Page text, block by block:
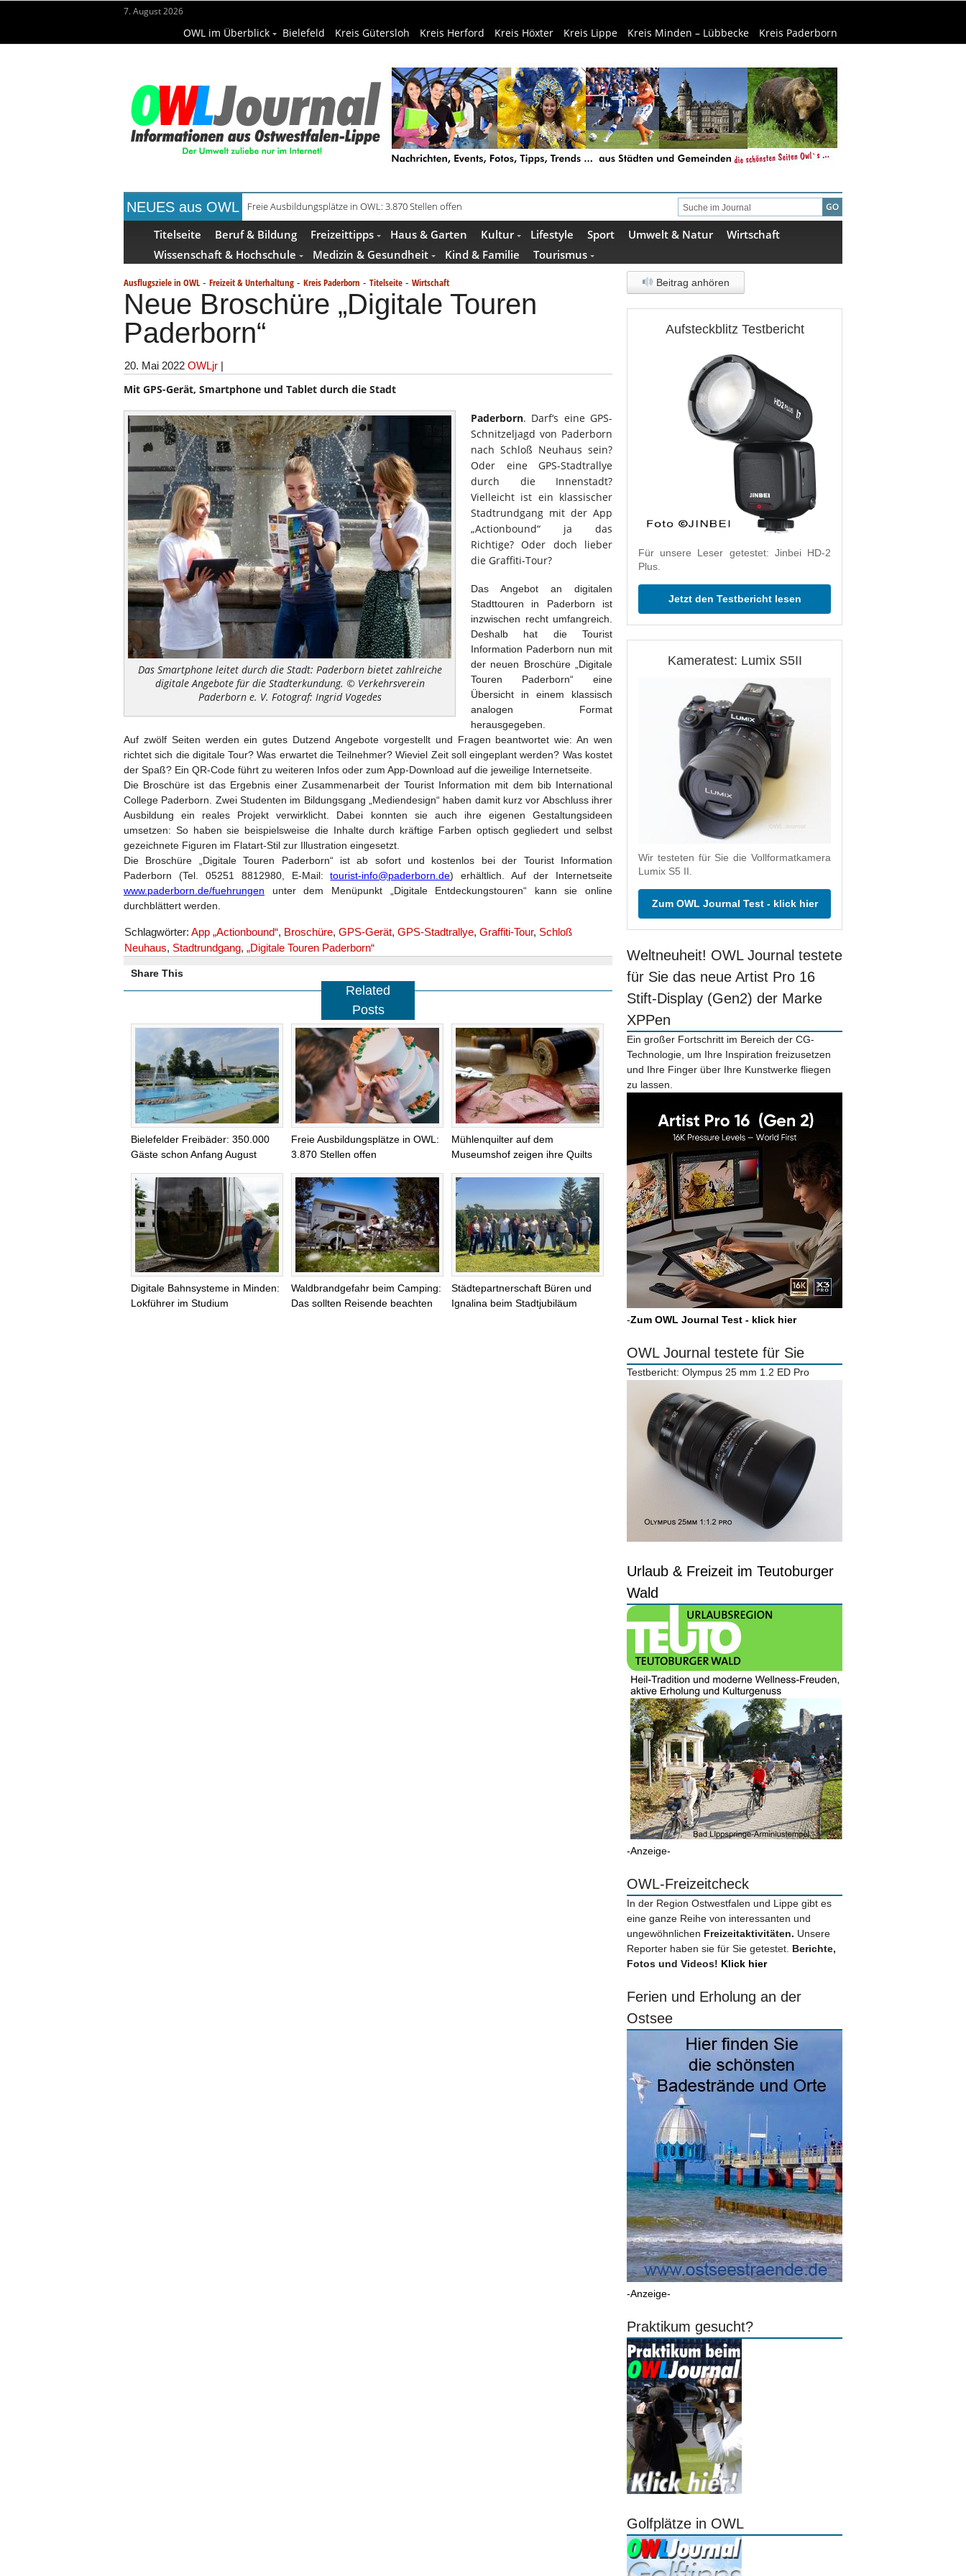
7. August 2026
OWL im Überblick Bielefeld Kreis Gütersloh Kreis Herford Kreis Höxter Kreis Lippe Kreis Minden – Lübbecke Kreis Paderborn
NEUES aus OWL Recyclingpapier in Küche und Bad schont Ressourcen
Titelseite Beruf & Bildung Freizeittipps Haus & Garten Kultur Lifestyle Sport Umwelt & Natur
Wirtschaft
Wissenschaft & Hochschule
Medizin & Gesundheit Kind & Familie Tourismus
Ausflugsziele in OWL - Freizeit & Unterhaltung - Kreis Paderborn - Titelseite - Wirtschaft
Neue Broschüre „Digitale Touren
Paderborn“
20. Mai 2022 OWLjr |
Mit GPS-Gerät, Smartphone und Tablet durch die Stadt
Das Smartphone leitet durch die Stadt: Paderborn bietet zahlreiche
digitale Angebote für die Stadterkundung. © Verkehrsverein
Paderborn e. V. Fotograf: Ingrid Vogedes
Paderborn. Darf‘s eine GPS-
Schnitzeljagd von Paderborn
nach Schloß Neuhaus sein?
Oder eine GPS-Stadtrallye
durch die Innenstadt?
Vielleicht ist ein klassischer
Stadtrundgang mit der App
„Actionbound“ ja das
Richtige? Oder doch lieber
die Graffiti-Tour?
Das Angebot an digitalen
Stadttouren in Paderborn ist
inzwischen recht umfangreich.
Deshalb hat die Tourist
Information Paderborn nun mit
der neuen Broschüre „Digitale
Touren Paderborn“ eine
Übersicht in einem klassisch
analogen Format
herausgegeben.
Auf zwölf Seiten werden ein gutes Dutzend Angebote vorgestellt und Fragen beantwortet wie: An wen
richtet sich die digitale Tour? Was erwartet die Teilnehmer? Wieviel Zeit soll eingeplant werden? Was kostet
der Spaß? Ein QR-Code führt zu weiteren Infos oder zum App-Download auf die jeweilige Internetseite.
Die Broschüre ist das Ergebnis einer Zusammenarbeit der Tourist Information mit dem bib International
College Paderborn. Zwei Studenten im Bildungsgang „Mediendesign“ haben damit kurz vor Abschluss ihrer
Ausbildung ein reales Projekt verwirklicht. Dabei konnten sie auch ihre eigenen Gestaltungsideen
umsetzen: So haben sie beispielsweise die Inhalte durch kräftige Farben optisch gegliedert und selbst
gezeichnete Figuren im Flatart-Stil zur Illustration eingesetzt.
Die Broschüre „Digitale Touren Paderborn“ ist ab sofort und kostenlos bei der Tourist Information
Paderborn (Tel. 05251 8812980, E-Mail:tourist-info@paderborn.de) erhältlich. Auf der Internetseite
www.paderborn.de/fuehrungen unter dem Menüpunkt „Digitale Entdeckungstouren“ kann sie online
durchblättert werden.
Schlagwörter: App „Actionbound“, Broschüre, GPS-Gerät, GPS-Stadtrallye, Graffiti-Tour, Schloß
Neuhaus, Stadtrundgang, „Digitale Touren Paderborn“
Share This
Related
Posts
Bielefelder Freibäder: 350.000
Gäste schon Anfang August
Freie Ausbildungsplätze in OWL:
3.870 Stellen offen
Mühlenquilter auf dem
Museumshof zeigen ihre Quilts
Digitale Bahnsysteme in Minden:
Lokführer im Studium
Waldbrandgefahr beim Camping:
Das sollten Reisende beachten
Städtepartnerschaft Büren und
Ignalina beim Stadtjubiläum
Beitrag anhören
Aufsteckblitz Testbericht
Für unsere Leser getestet: Jinbei HD-2
Plus.
Jetzt den Testbericht lesen
Kameratest: Lumix S5II
Wir testeten für Sie die Vollformatkamera
Lumix S5 II.
Zum OWL Journal Test - klick hier
Weltneuheit! OWL Journal testete
für Sie das neue Artist Pro 16
Stift-Display (Gen2) der Marke
XPPen
Ein großer Fortschritt im Bereich der CG-
Technologie, um Ihre Inspiration freizusetzen
und Ihre Finger über Ihre Kunstwerke fliegen
zu lassen.
-Zum OWL Journal Test - klick hier
OWL Journal testete für Sie
Testbericht: Olympus 25 mm 1.2 ED Pro
Urlaub & Freizeit im Teutoburger
Wald
-Anzeige-
OWL-Freizeitcheck
In der Region Ostwestfalen und Lippe gibt es
eine ganze Reihe von interessanten und
ungewöhnlichen Freizeitaktivitäten. Unsere
Reporter haben sie für Sie getestet. Berichte,
Fotos und Videos! Klick hier
Ferien und Erholung an der
Ostsee
-Anzeige-
Praktikum gesucht?
Golfplätze in OWL